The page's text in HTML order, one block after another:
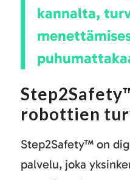
kannalta,
robottien
Step2Safety™ on
palvelu, joka